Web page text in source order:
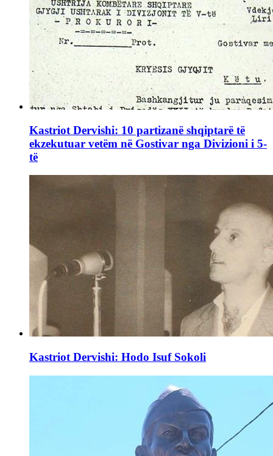
Kastriot Dervishi: 10 partizanë shqiptarë të
ekzekutuar vetëm në Gostivar nga Divizioni i 5-
të
Kastriot Dervishi: Hodo Isuf Sokoli